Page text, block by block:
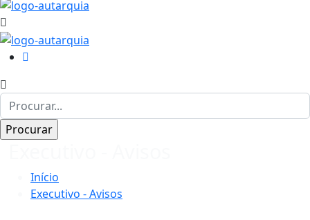
Início
Executivo - Avisos